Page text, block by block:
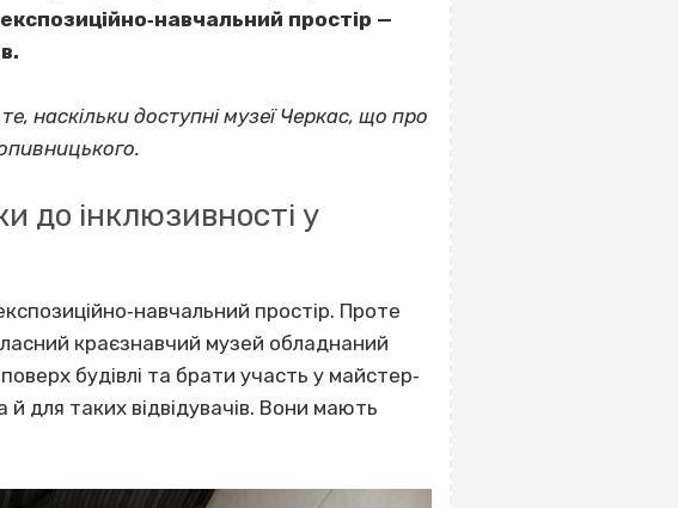
простір —
наскільки доступні музеї Черкас, що про
до інклюзивності у
простір. Проте
краєзнавчий музей обладнаний
будівлі та брати участь у майстер‐
й для таких відвідувачів. Вони мають